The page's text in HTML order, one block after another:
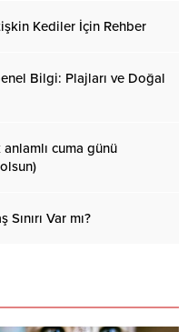
Kediler İçin Rehber
Bilgi: Plajları ve Doğal
cuma günü
Var mı?